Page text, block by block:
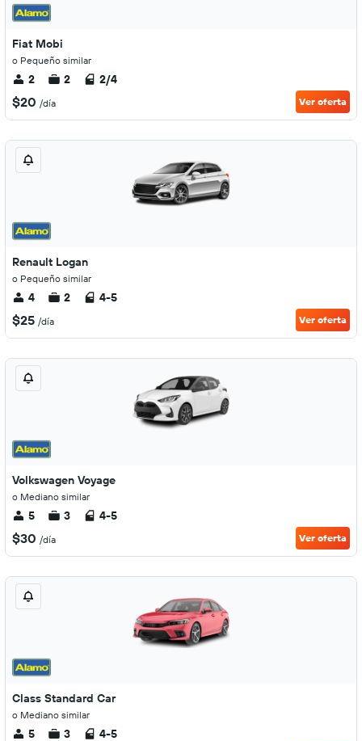
Fiat Mobi
o Pequeño similar
2 2 2/4
$20 /día Ver oferta
Renault Logan
o Pequeño similar
4 2 4-5
$25 /día Ver oferta
Volkswagen Voyage
o Mediano similar
5 3 4-5
$30 /día Ver oferta
Class Standard Car
o Mediano similar
5 3 4-5